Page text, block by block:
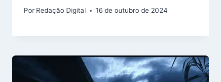
Por Redação Digital 16 de outubro de 2024